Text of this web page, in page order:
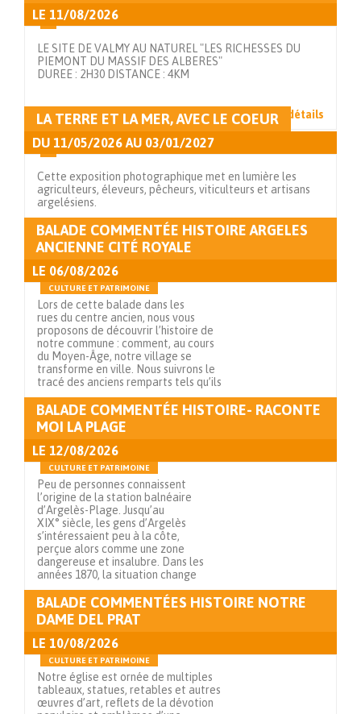
LE 11/08/2026
LE SITE DE VALMY AU NATUREL "LES RICHESSES DU
PIEMONT DU MASSIF DES ALBERES"
DUREE : 2H30 DISTANCE : 4KM
Voir en détails
LA TERRE ET LA MER, AVEC LE COEUR
DU 11/05/2026 AU 03/01/2027
Cette exposition photographique met en lumière les
agriculteurs, éleveurs, pêcheurs, viticulteurs et artisans
argelésiens.
CULTURE ET PATRIMOINE
BALADE COMMENTÉE HISTOIRE ARGELES
ANCIENNE CITÉ ROYALE
LE 06/08/2026
Lors de cette balade dans les
rues du centre ancien, nous vous
proposons de découvrir l’histoire de
notre commune : comment, au cours
du Moyen-Âge, notre village se
transforme en ville. Nous suivrons le
tracé des anciens remparts tels qu’ils
CULTURE ET PATRIMOINE
BALADE COMMENTÉE HISTOIRE- RACONTE
MOI LA PLAGE
LE 12/08/2026
Peu de personnes connaissent
l’origine de la station balnéaire
d’Argelès-Plage. Jusqu’au
XIX° siècle, les gens d’Argelès
s’intéressaient peu à la côte,
perçue alors comme une zone
dangereuse et insalubre. Dans les
années 1870, la situation change
CULTURE ET PATRIMOINE
BALADE COMMENTÉES HISTOIRE NOTRE
DAME DEL PRAT
LE 10/08/2026
Notre église est ornée de multiples
tableaux, statues, retables et autres
œuvres d’art, reflets de la dévotion